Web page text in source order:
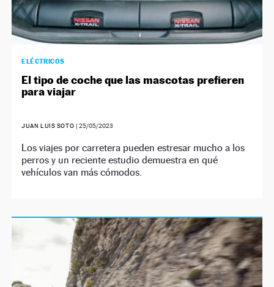
ELÉCTRICOS
El tipo de coche que las mascotas prefieren
para viajar
JUAN LUIS SOTO | 25/05/2023
Los viajes por carretera pueden estresar mucho a los
perros y un reciente estudio demuestra en qué
vehículos van más cómodos.